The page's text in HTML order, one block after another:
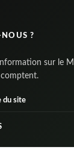
?
sur le
du site